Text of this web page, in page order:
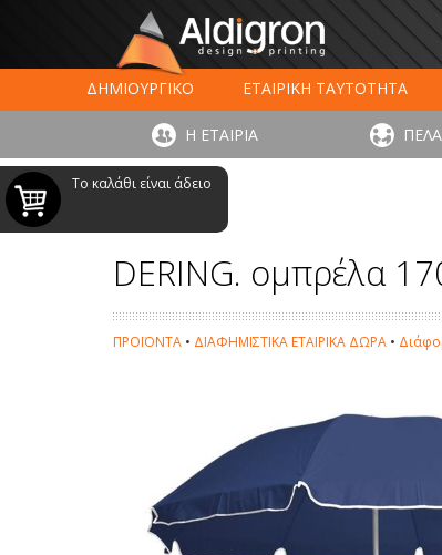
ΔΗΜΙΟΥΡΓΙΚΟ ΕΤΑΙΡΙΚΗ ΤΑΥΤΟΤΗΤΑ
ΕΚΤΥΠΩΣΗ ΣΥΣΚΕΥΑΣΙΑΣ
LARGE FORMAT
Η ΕΤΑΙΡΙΑ
Το καλάθι είναι άδειο
DERING. ομπρέλα
ΠΡΟΪΟΝΤΑ • ΔΙΑΦΗΜΙΣΤΙΚΑ ΕΤΑΙΡΙΚΑ ΔΩΡΑ •